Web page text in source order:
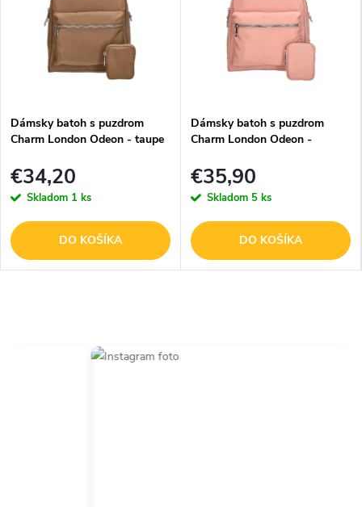
Dámsky batoh s puzdrom
Charm London Odeon - taupe
€34,20
Skladom 1 ks
DO KOŠÍKA
Dámsky batoh s puzdrom
Charm London Odeon -
€35,90
Skladom 5 ks
DO KOŠÍKA